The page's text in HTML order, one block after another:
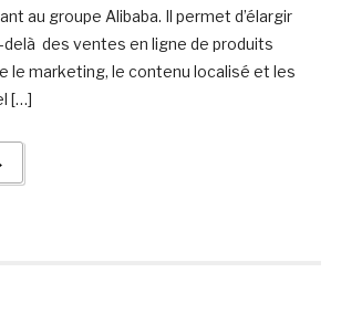
au groupe Alibaba. Il permet d’élargir
des ventes en ligne de produits
le marketing, le contenu localisé et les
[…]